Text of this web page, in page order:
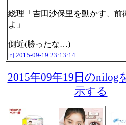
総理「吉田沙保里を動かす、前
よ」
側近(勝ったな…)
[t] 2015-09-19 23:13:14
2015年09年19日のnilog
示する